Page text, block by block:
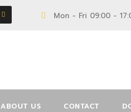
Mon - Fri 09:00 -
ABOUT US CONTACT